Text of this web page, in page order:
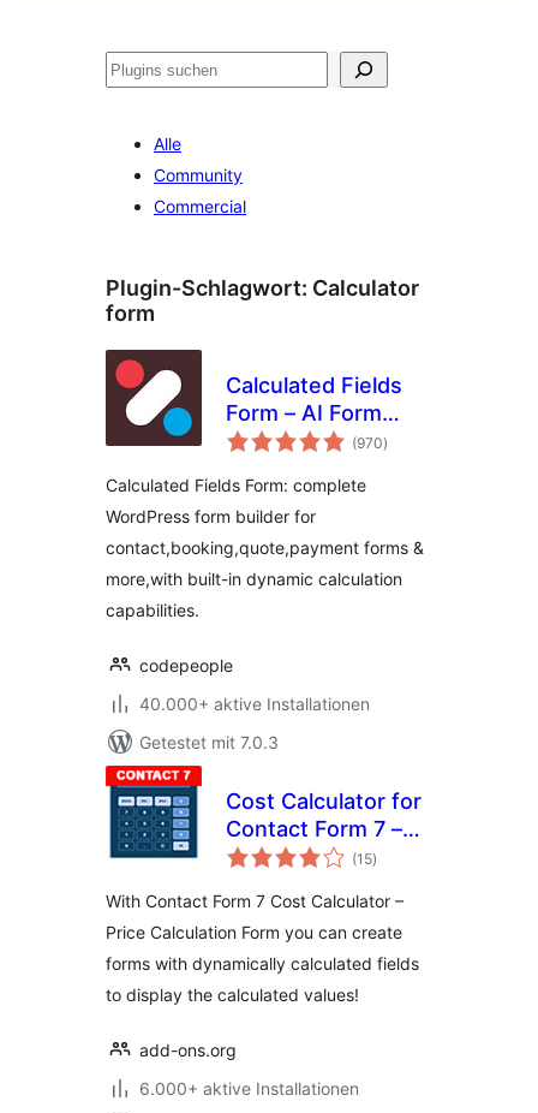
Suchen
Alle
Community
Commercial
Plugin-Schlagwort: Calculator
form
Calculated Fields
Form – AI Form
Builder for
Contact, Payment,
Quote, Quiz & More
(970Bewertungen
insgesamt
)
Calculated Fields Form: complete
WordPress form builder for
contact,booking,quote,payment forms &
more,with built-in dynamic calculation
capabilities.
codepeople
40.000+ aktive Installationen
Getestet mit 7.0.3
Cost Calculator for
Contact Form 7 –
Price Calculator
(15Bewertungen
insgesamt
)
With Contact Form 7 Cost Calculator –
Price Calculation Form you can create
forms with dynamically calculated fields
to display the calculated values!
add-ons.org
6.000+ aktive Installationen